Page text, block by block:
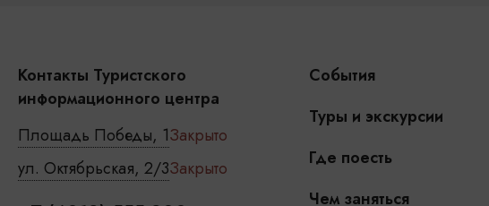
Контакты Туристского
информационного центра
Площадь Победы, 1Закрыто
ул. Октябрьская, 2/3Закрыто
События
Туры и экскурсии
Где поесть
Чем заняться